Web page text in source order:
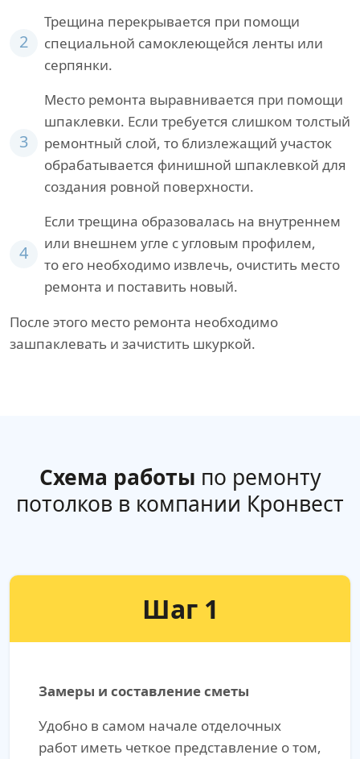
2
Трещина перекрывается при помощи
специальной самоклеющейся ленты или
серпянки.
3
Место ремонта выравнивается при помощи
шпаклевки. Если требуется слишком толстый
ремонтный слой, то близлежащий участок
обрабатывается финишной шпаклевкой для
создания ровной поверхности.
4
Если трещина образовалась на внутреннем
или внешнем угле с угловым профилем,
то его необходимо извлечь, очистить место
ремонта и поставить новый.
После этого место ремонта необходимо
зашпаклевать и зачистить шкуркой.
Схема работы по ремонту
потолков в компании Кронвест
Шаг 1
Замеры и составление сметы
Удобно в самом начале отделочных
работ иметь четкое представление о том,